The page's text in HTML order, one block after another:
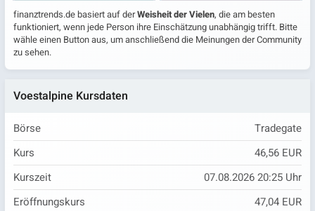
finanztrends.de basiert auf derWeisheit der Vielen, die am besten
funktioniert, wenn jede Person ihre Einschätzung unabhängig trifft. Bitte
wähle einen Button aus, um anschließend die Meinungen der Community
zu sehen.
Voestalpine Kursdaten
Börse
Tradegate
Kurs
46,56 EUR
Kurszeit
07.08.2026 20:25 Uhr
Eröffnungskurs
47,04 EUR